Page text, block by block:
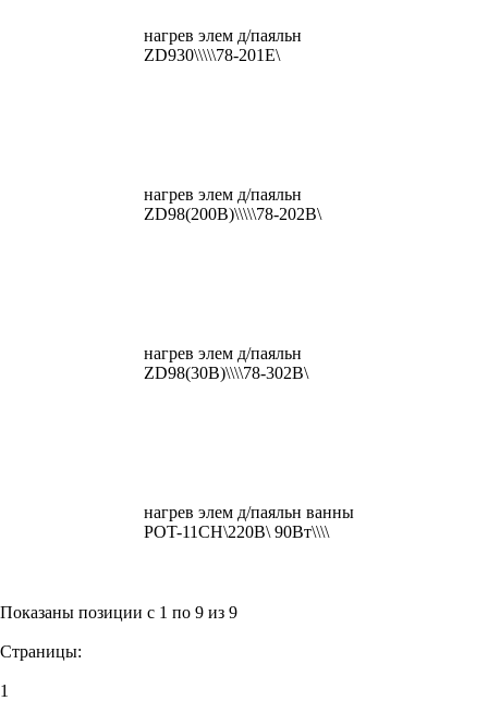
нагрев элем д/паяльн
ZD930\\\\\78-201E\
нагрев элем д/паяльн
ZD98(200B)\\\\\78-202B\
нагрев элем д/паяльн
ZD98(30B)\\\\78-302B\
нагрев элем д/паяльн ванны
POT-11CH\220В\ 90Вт\\\\
Показаны позиции с 1 по 9 из 9
Страницы:
1